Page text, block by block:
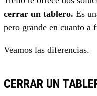
cerrar un tablero. Es
pero grande en cuanto a
Veamos las diferencias.
CERRAR UN